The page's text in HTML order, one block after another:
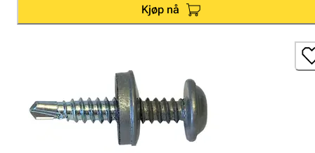
Kjøp nå